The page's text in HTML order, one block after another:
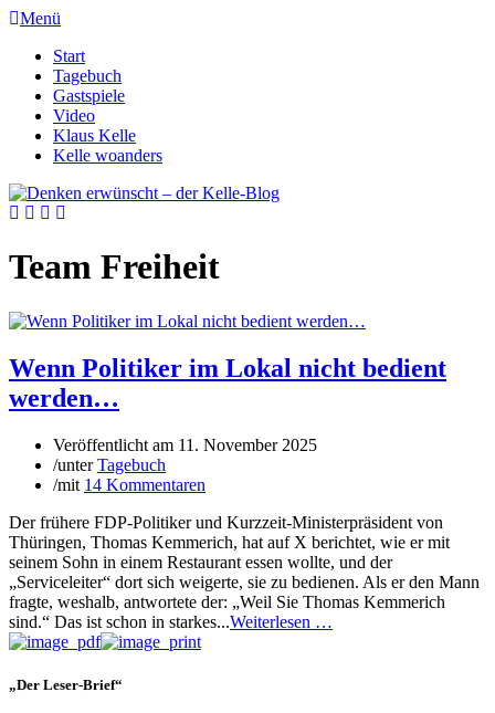
Menü
Start
Tagebuch
Gastspiele
Video
Klaus Kelle
Kelle woanders
Team Freiheit
Wenn Politiker im Lokal nicht bedient
werden…
Veröffentlicht am 11. November 2025
/unterTagebuch
/mit 14 Kommentaren
Der frühere FDP-Politiker und Kurzzeit-Ministerpräsident von
Thüringen, Thomas Kemmerich, hat auf X berichtet, wie er mit
seinem Sohn in einem Restaurant essen wollte, und der
„Serviceleiter“ dort sich weigerte, sie zu bedienen. Als er den Mann
fragte, weshalb, antwortete der: „Weil Sie Thomas Kemmerich
sind.“ Das ist schon in starkes...Weiterlesen …
„Der Leser-Brief“